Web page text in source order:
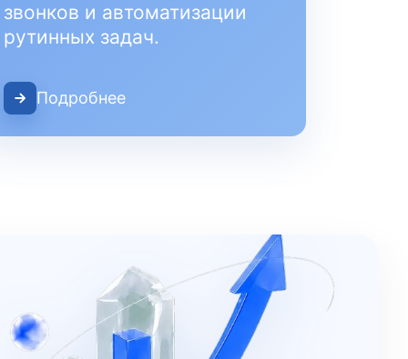
звонков и автоматизации
рутинных задач.
Подробнее